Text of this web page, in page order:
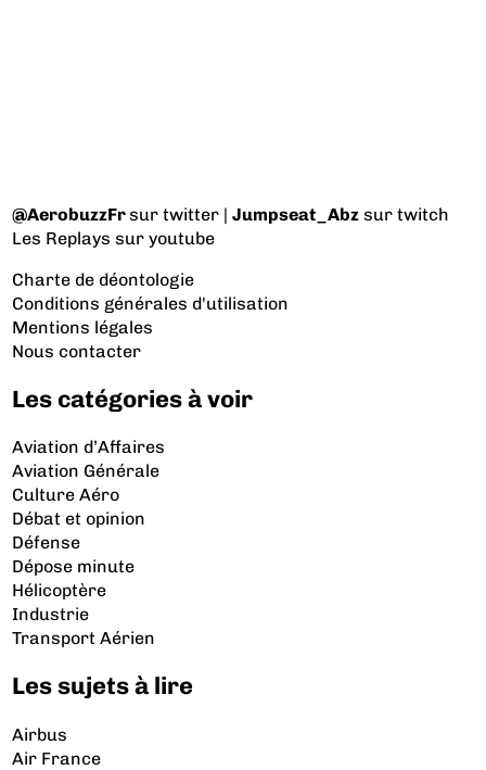
@AerobuzzFrsur twitter |Jumpseat_Abz sur twitch
Les Replays sur youtube
Charte de déontologie
Conditions générales d'utilisation
Mentions légales
Nous contacter
Les catégories à voir
Aviation d’Affaires
Aviation Générale
Culture Aéro
Débat et opinion
Défense
Dépose minute
Hélicoptère
Industrie
Transport Aérien
Les sujets à lire
Airbus
Air France